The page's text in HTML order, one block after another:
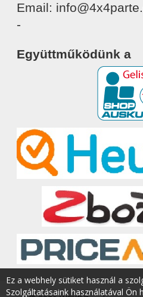
Email:
-
Együttműködünk a
Ez a webhely sütiket használ a
Szolgáltatásaink használatával Ön